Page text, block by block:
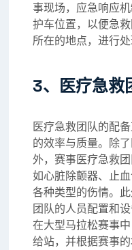
事现场，应急响应
护车位置，以便急
所在的地点，进行处
3、医疗急救
医疗急救团队的配
的效率与质量。除
外，赛事医疗急救
如心脏除颤器、止
各种类型的伤情。
团队的人员配置和
在大型马拉松赛事
给站，并根据赛事